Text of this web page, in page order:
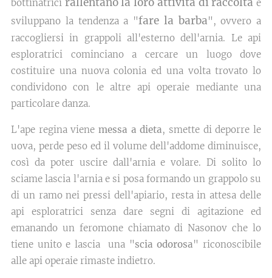
bottinatrici
e
sviluppano la tendenza a "fare la barba", ovvero a
raccogliersi in grappoli all'esterno dell'arnia. Le api
esploratrici cominciano a cercare un luogo dove
costituire una nuova colonia ed una volta trovato lo
condividono con le altre api operaie mediante una
particolare danza.
L'ape regina viene messa a dieta, smette di deporre le
uova, perde peso ed il volume dell'addome diminuisce,
così da poter uscire dall'arnia e volare. Di solito lo
sciame lascia l'arnia e si posa formando un grappolo su
di un ramo nei pressi dell'apiario, resta in attesa delle
api esploratrici senza dare segni di agitazione ed
emanando un feromone chiamato di Nasonov che lo
tiene unito e lascia una "scia odorosa" riconoscibile
alle api operaie rimaste indietro.